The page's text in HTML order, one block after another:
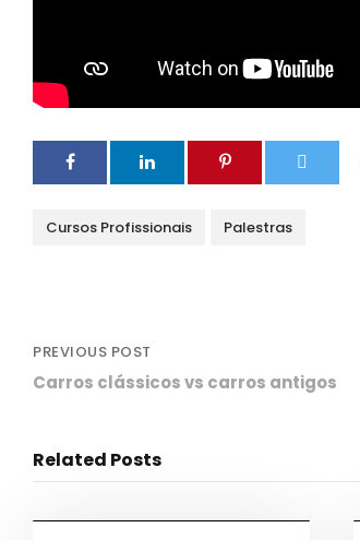
Cursos Profissionais Palestras
PREVIOUS POST
Carros clássicos vs carros antigos
Related Posts
Ciência e Tecnologia
TMEC,TQA